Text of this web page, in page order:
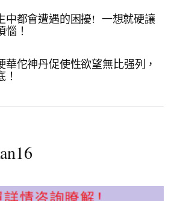
中都會遭遇的困擾! 一想就硬讓
惱！
華佗神丹促使性欲望無比强列，